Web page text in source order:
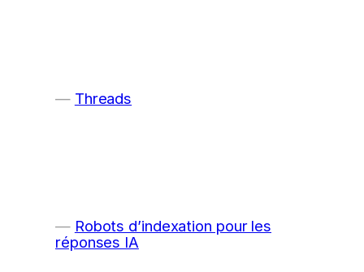
Threads
Robots d’indexation pour les
réponses IA